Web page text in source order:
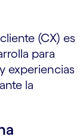
(CX) es
para
experiencias
la